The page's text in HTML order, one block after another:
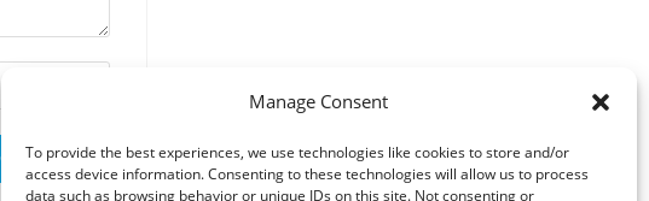
Manage Consent
To provide the best experiences, we use technologies like cookies to store and/or
access device information. Consenting to these technologies will allow us to process
data such as browsing behavior or unique IDs on this site. Not consenting or